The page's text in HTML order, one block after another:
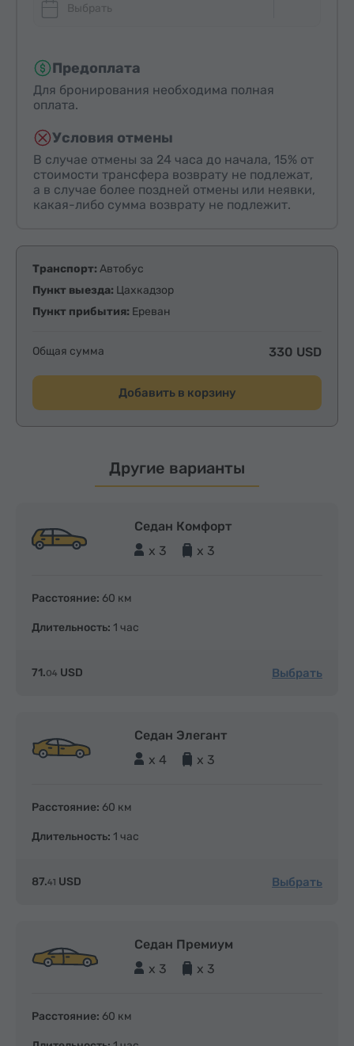
Выбрать
Предоплата
Для бронирования необходима полная
оплата.
Условия отмены
В случае отмены за 24 часа до начала, 15% от
стоимости трансфера возврату не подлежат,
а в случае более поздней отмены или неявки,
какая-либо сумма возврату не подлежит.
Транспорт: Автобус
Пункт выезда: Цахкадзор
Пункт прибытия: Ереван
Общая сумма 330 USD
Добавить в корзину
Другие варианты
Седан Комфорт
x 3
x 3
Расстояние: 60 км
Длительность: 1 час
71.04 USD Выбрать
Седан Элегант
x 4
x 3
Расстояние: 60 км
Длительность: 1 час
87.41 USD Выбрать
Седан Премиум
x 3
x 3
Расстояние: 60 км